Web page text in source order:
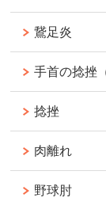
鵞足炎
手首の捻挫
捻挫
肉離れ
野球肘